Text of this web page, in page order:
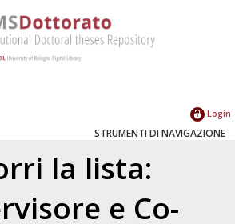
Login
STRUMENTI DI NAVIGAZIONE
la lista:
e Co-